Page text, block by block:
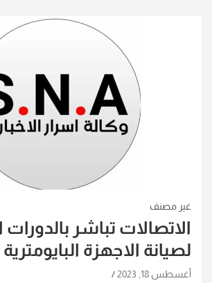
غير مصنف
الاتصالات تباشر بالدورات
لصيانة الاجهزة البايومترية
أغسطس 18, 2023